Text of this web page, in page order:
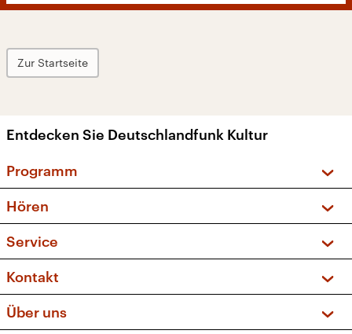
Zur Startseite
Entdecken Sie Deutschlandfunk Kultur
Programm
Sendungen und Podcasts
Musikliste
Kakadu – Das Kinderprogramm
Hören
Frequenzen (UKW + DAB+)
Service
FAQ
Apps
Newsletter
Kontakt
Über uns